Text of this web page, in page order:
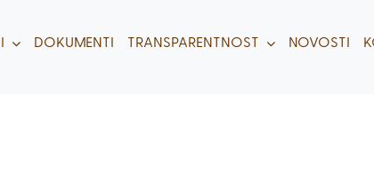
DOKUMENTI TRANSPARENTNOST NOVOSTI